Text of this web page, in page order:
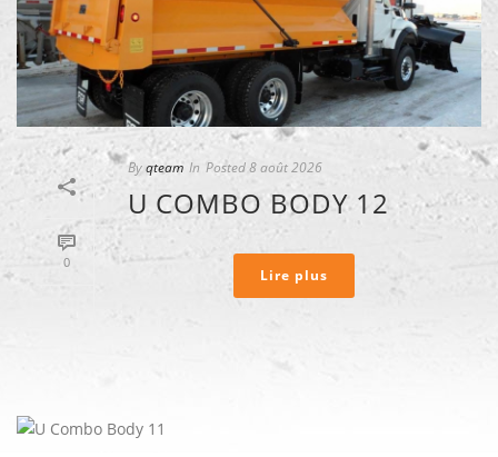
0
Byqteam In Posted8 août 2026
U COMBO BODY 12
Lire plus